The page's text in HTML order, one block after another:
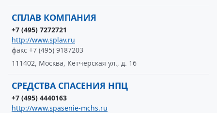
СПЛАВ КОМПАНИЯ
+7 (495) 7272721
http://www.splav.ru
факс +7 (495) 9187203
111402, Москва, Кетчерская ул., д. 16
СРЕДСТВА СПАСЕНИЯ НПЦ
+7 (495) 4440163
http://www.spasenie-mchs.ru